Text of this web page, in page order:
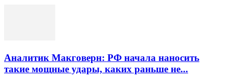
Аналитик Макговерн: РФ начала наносить
такие мощные удары, каких раньше не...